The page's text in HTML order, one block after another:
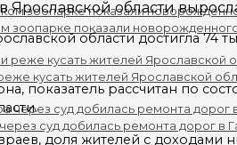
зоопарке показали
кусать жителей Ярославской
суд добилась ремонта дорог в
области достигла
показатель рассчитан по
доля жителей с доходами